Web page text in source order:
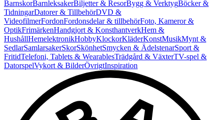
BarnskorBarnleksakerBiljetter & ResorBygg & VerktygBöcker &
TidningarDatorer & TillbehörDVD &
VideofilmerFordonFordonsdelar & tillbehörFoto, Kameror &
OptikFrimärkenHandgjort & KonsthantverkHem &
HushållHemelektronikHobbyKlockorKläderKonstMusikMynt &
SedlarSamlarsakerSkorSkönhetSmycken & ÄdelstenarSport &
FritidTelefoni, Tablets & WearablesTrädgård & VäxterTV-spel &
DatorspelVykort & BilderÖvrigtInspiration